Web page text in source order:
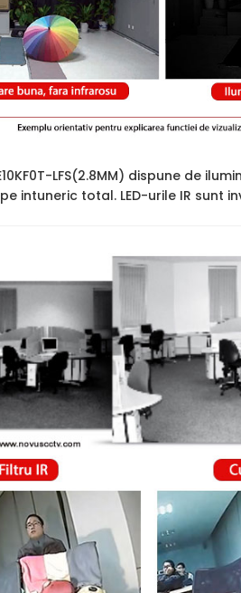
LFS(2.8MM) dispune de
intuneric total. LED-urile IR sunt